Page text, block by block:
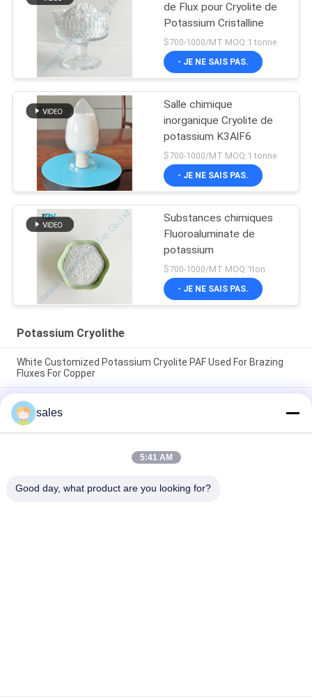
de Flux pour Cryolite de
Potassium Cristalline
$700-1000/MT MOQ:1 tonne
- JE NE SAIS PAS.
Salle chimique
inorganique Cryolite de
potassium K3AlF6
$700-1000/MT MOQ:1 tonne
- JE NE SAIS PAS.
Substances chimiques
Fluoroaluminate de
potassium
$700-1000/MT MOQ:1ton
- JE NE SAIS PAS.
Potassium Cryolithe
White Customized Potassium Cryolite PAF Used For Brazing
Fluxes For Copper
Le prix d'usine des abrasifs à haute performance fabriqués à
partir de cryolite de sodium blanc pur pour la production
industrielle
CAS13775-52-5 Produit chimique Poudre blanche KAlF4
Cryolithe de potassium - Libérer le potentiel dans les
sales
5:41 AM
Good day, what product are you looking for?